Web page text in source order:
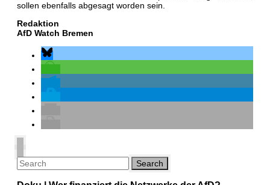
sollen ebenfalls abgesagt worden sein.
Redaktion
AfD Watch Bremen